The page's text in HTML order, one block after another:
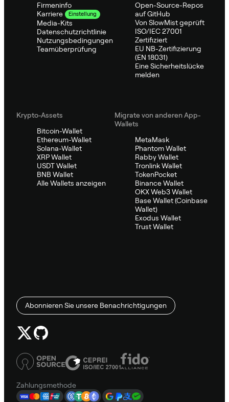
Firmeninfo
Karriere
Einstellung
Media-Kits
Datenschutzrichtlinie
Nutzungsbedingungen
Teamüberprüfung
Open-Source-Repos
auf GitHub
Von SlowMist geprüft
ISO/IEC 27001
Zertifiziert
EU NB-Zertifizierung
(EN 18031)
Eine Sicherheitslücke
melden
Krypto-Assets
Bitcoin-Wallet
Ethereum-Wallet
Solana-Wallet
XRP Wallet
USDT Wallet
BNB Wallet
Alle Wallets anzeigen
Migrate von anderen App-
Wallets
MetaMask
Phantom Wallet
Rabby Wallet
Tronlink Wallet
TokenPocket
Binance Wallet
OKX Web3 Wallet
Base Wallet (Coinbase
Wallet)
Exodus Wallet
Trust Wallet
Abonnieren Sie unsere Benachrichtigungen
Zahlungsmethode